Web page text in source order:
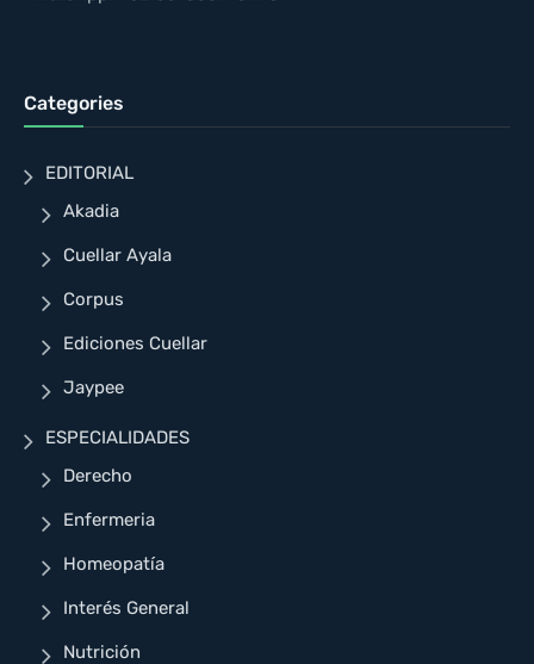
Categories
EDITORIAL
Akadia
Cuellar Ayala
Corpus
Ediciones Cuellar
Jaypee
ESPECIALIDADES
Derecho
Enfermeria
Homeopatía
Interés General
Nutrición